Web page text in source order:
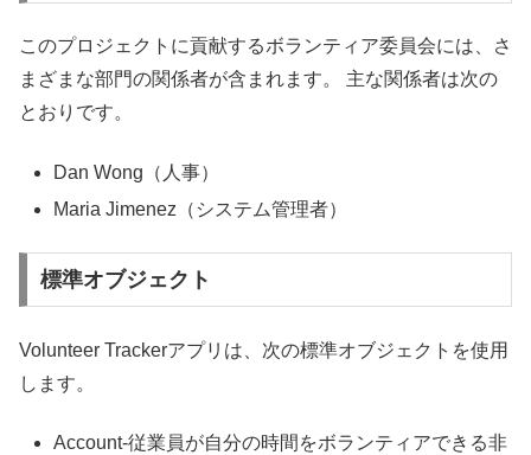
このプロジェクトに貢献するボランティア委員会には、さ
まざまな部門の関係者が含まれます。 主な関係者は次の
とおりです。
Dan Wong（人事）
Maria Jimenez（システム管理者）
標準オブジェクト
Volunteer Trackerアプリは、次の標準オブジェクトを使用
します。
Account-従業員が自分の時間をボランティアできる非